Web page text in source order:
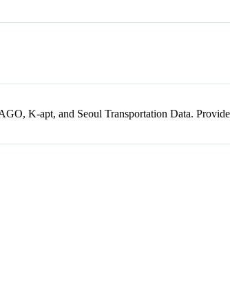
K-apt, and Seoul Transportation Data.